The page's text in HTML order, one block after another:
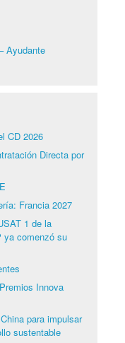
Ayudante
CD 2026
Directa por
Francia 2027
1 de la
ya comenzó su
Innova
para impulsar
sustentable